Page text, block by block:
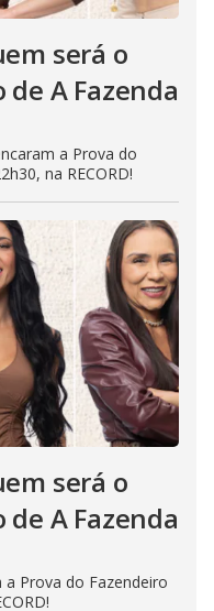
será o
A Fazenda
a Prova do
na RECORD!
será o
A Fazenda
Prova do Fazendeiro